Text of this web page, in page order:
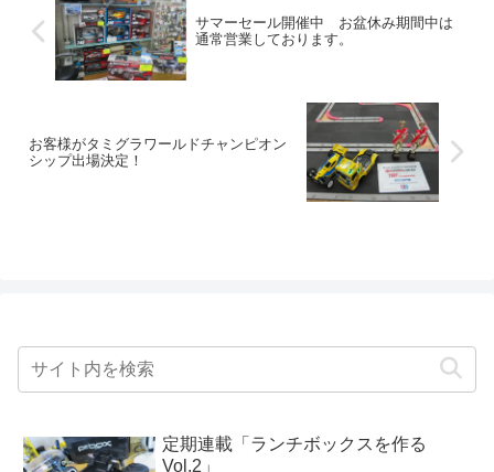
サマーセール開催中 お盆休み期間中は
通常営業しております。
お客様がタミグラワールドチャンピオン
シップ出場決定！
定期連載「ランチボックスを作る
Vol.2」